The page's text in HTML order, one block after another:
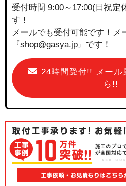
受付時間 9:00～17:00(日祝定
す！
メールでも受付可能です！メ
『shop@gasya.jp』です！
24時間受付!! メール
ら!!